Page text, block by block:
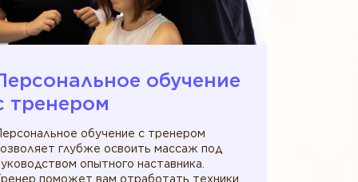
обучение
тренером
обучение с тренером
глубже освоить массаж под
опытного наставника.
поможет вам отработать техники,